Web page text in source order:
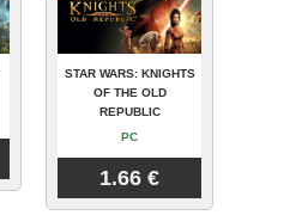
STAR WARS: KNIGHTS
OF THE OLD
REPUBLIC
PC
1.66 €